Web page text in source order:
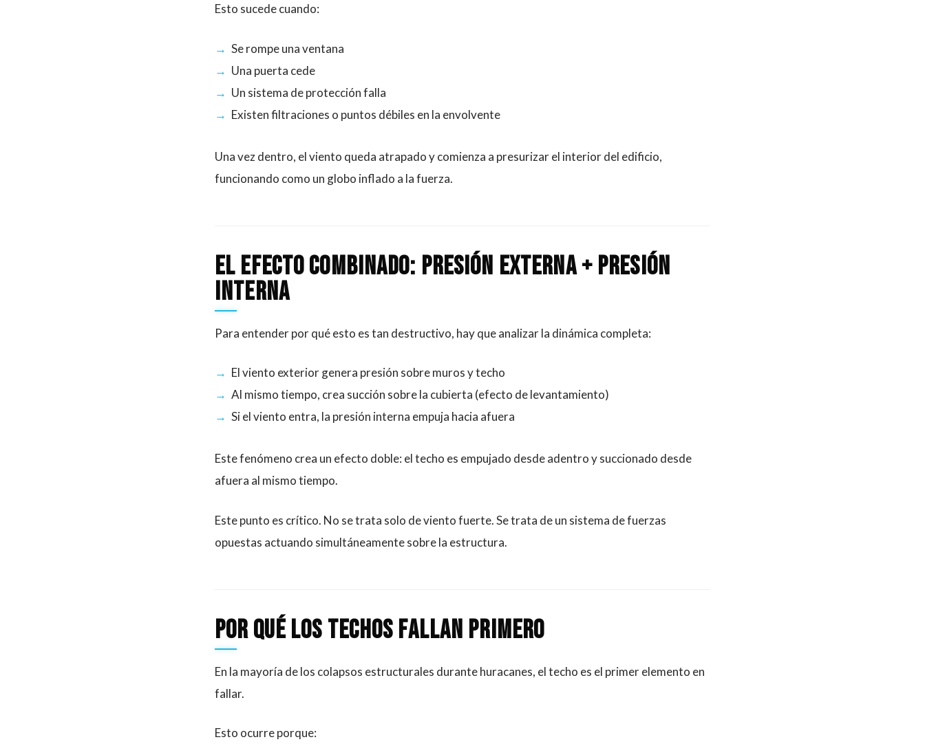
Esto sucede cuando:
Se rompe una ventana
Una puerta cede
Un sistema de protección falla
Existen filtraciones o puntos débiles en la envolvente
Una vez dentro, el viento queda atrapado y comienza a presurizar el interior del edificio,
funcionando como un globo inflado a la fuerza.
El efecto combinado: presión externa + presión
interna
Para entender por qué esto es tan destructivo, hay que analizar la dinámica completa:
El viento exterior genera presión sobre muros y techo
Al mismo tiempo, crea succión sobre la cubierta (efecto de levantamiento)
Si el viento entra, la presión interna empuja hacia afuera
Este fenómeno crea un efecto doble: el techo es empujado desde adentro y succionado desde
afuera al mismo tiempo.
Este punto es crítico. No se trata solo de viento fuerte. Se trata de un sistema de fuerzas
opuestas actuando simultáneamente sobre la estructura.
Por qué los techos fallan primero
En la mayoría de los colapsos estructurales durante huracanes, el techo es el primer elemento en
fallar.
Esto ocurre porque: